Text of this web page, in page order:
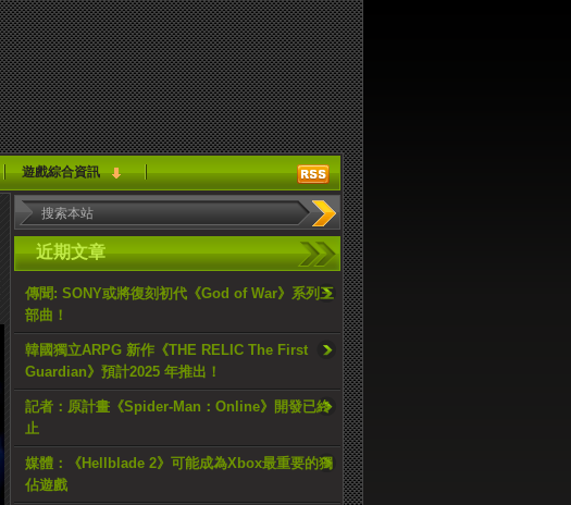
遊戲綜合資訊
近期文章
傳聞: SONY或將復刻初代《God of War》系列三
部曲！
韓國獨立ARPG 新作《THE RELIC The First
Guardian》預計2025 年推出！
記者：原計畫《Spider-Man：Online》開發已終
止
媒體：《Hellblade 2》可能成為Xbox最重要的獨
佔遊戲